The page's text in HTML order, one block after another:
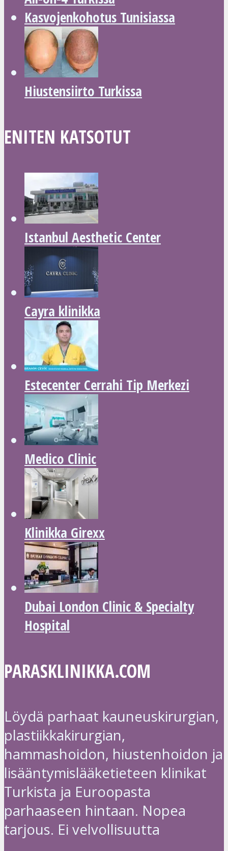
Kasvojenkohotus Tunisiassa
Hiustensiirto Turkissa
ENITEN KATSOTUT
Istanbul Aesthetic Center
Cayra klinikka
Estecenter Cerrahi Tip Merkezi
Medico Clinic
Klinikka Girexx
Dubai London Clinic & Specialty
Hospital
PARASKLINIKKA.COM
Löydä parhaat kauneuskirurgian,
plastiikkakirurgian,
hammashoidon, hiustenhoidon ja
lisääntymislääketieteen klinikat
Turkista ja Euroopasta
parhaaseen hintaan. Nopea
tarjous. Ei velvollisuutta